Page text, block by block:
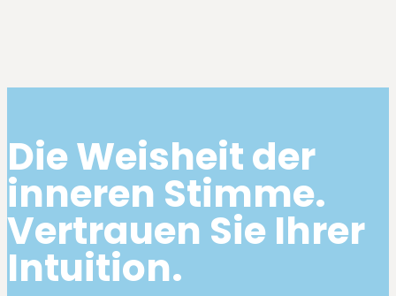
Die Weisheit der
inneren Stimme.
Vertrauen Sie Ihrer
Intuition.